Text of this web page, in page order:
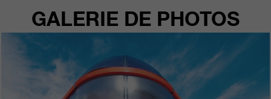
GALERIE DE PHOTOS